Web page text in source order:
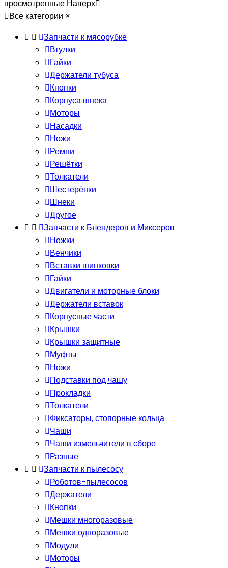
просмотренные Наверх
Все категории ×
Запчасти к мясорубке
Втулки
Гайки
Держатели тубуса
Кнопки
Корпуса шнека
Моторы
Насадки
Ножи
Ремни
Решётки
Толкатели
Шестерёнки
Шнеки
Другое
Запчасти к Блендеров и Миксеров
Ножки
Венчики
Вставки шинковки
Гайки
Двигатели и моторные блоки
Держатели вставок
Корпусные части
Крышки
Крышки защитные
Муфты
Ножи
Подставки под чашу
Прокладки
Толкатели
Фиксаторы, стопорные кольца
Чаши
Чаши измельчители в сборе
Разные
Запчасти к пылесосу
Роботов-пылесосов
Держатели
Кнопки
Мешки многоразовые
Мешки одноразовые
Модули
Моторы